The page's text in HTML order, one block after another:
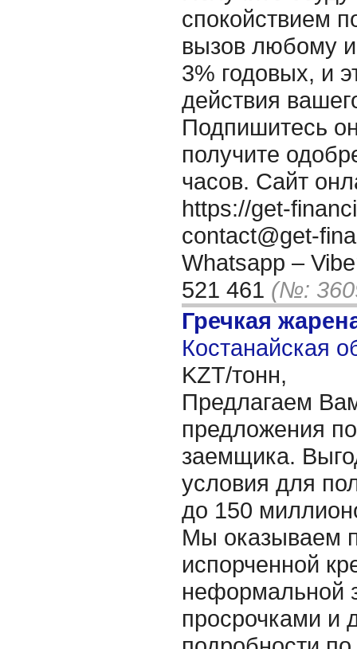
спокойствием
вызов любому
3% годовых, и
действия
Подпишитесь
получите
часов. Сайт
https://get-
contact@get-
Whatsapp –
521 461 (№:
Гречкая
Костанайская
KZT/тонн,
Предлагаем
предложения
заемщика.
условия для
до 150
Мы оказываем
испорченной
неформальной
просрочками и